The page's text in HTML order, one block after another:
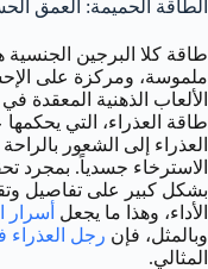
الطاقة الحميمة: العمق
طاقة كلا البرجين
ملموسة، ومركزة على
الألعاب الذهنية المعقدة
طاقة العذراء، التي
العذراء إلى الشعور
الاسترخاء جسدياً. بمجرد
بشكل كبير على تفاصيل
الأداء، وهذا ما يجعل أسرار
وبالمثل، فإن رجل
المثالي.